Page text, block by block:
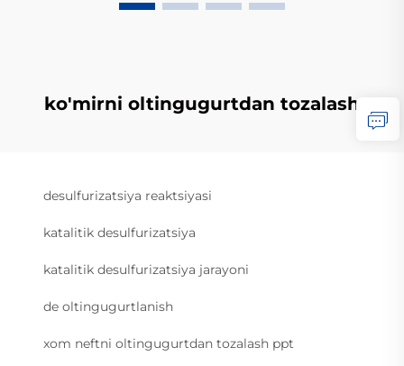
ko'mirni oltingugurtdan tozalash
desulfurizatsiya reaktsiyasi
katalitik desulfurizatsiya
katalitik desulfurizatsiya jarayoni
de oltingugurtlanish
xom neftni oltingugurtdan tozalash ppt